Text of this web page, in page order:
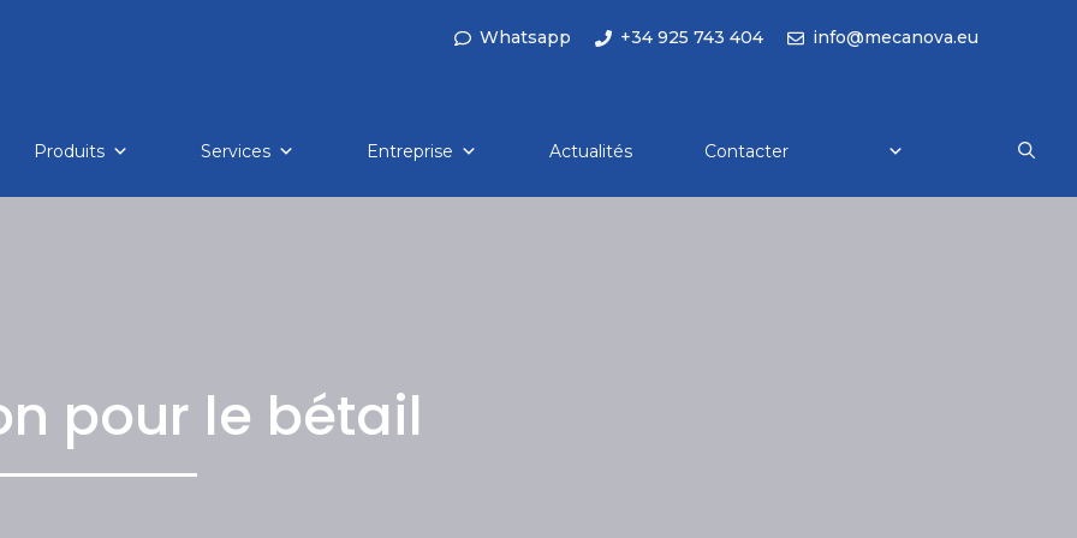
Whatsapp +34 925 743 404 info@mecanova.eu
Produits Services Entreprise Actualités Contacter
pour le bétail